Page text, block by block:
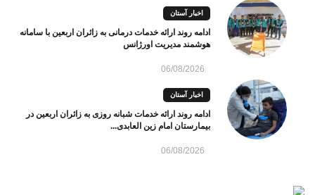
اخبار آستان
ادامه روند ارائه خدمات درمانی به زائران اربعین با سامانه
هوشمند مدیریت اورژانس
06/08/2026
اخبار آستان
ادامه روند ارائه خدمات شبانه روزی به زائران اربعین در
بیمارستان امام زین العابدی...
06/08/2026